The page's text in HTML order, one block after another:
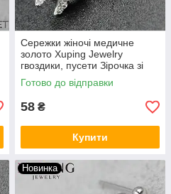
Сережки жіночі медичне
золото Xuping Jewelry
гвоздики, пусети Зірочка зі
стразами 24K
Готово до відправки
58 ₴
Купити
Новинка